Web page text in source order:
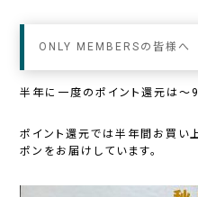
ONLY MEMBERSの皆様へ
半年に一度のポイント還元は～
ポイント還元では半年間お買い
ポンをお届けしています。